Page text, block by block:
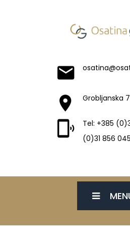
Grobljanska
Tel: +385
(0)31 856 045